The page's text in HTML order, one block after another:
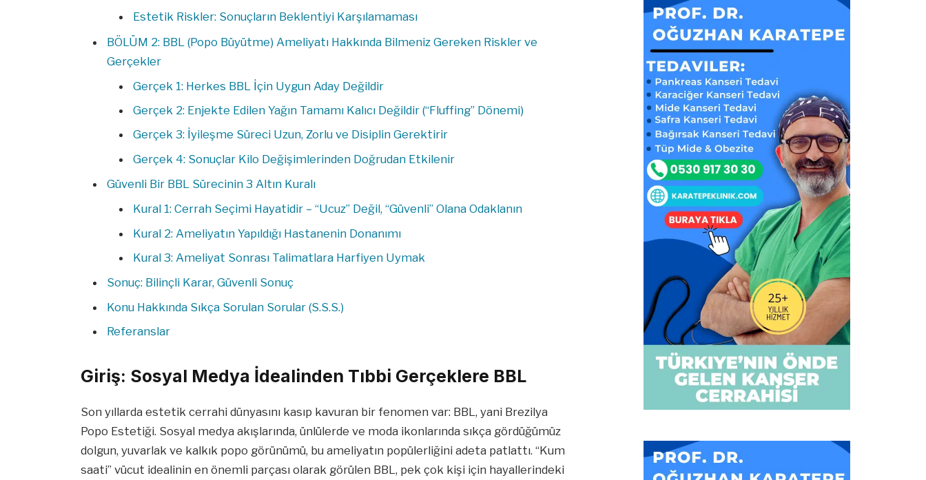
Estetik Riskler: Sonuçların Beklentiyi Karşılamaması
BÖLÜM 2: BBL (Popo Büyütme) Ameliyatı Hakkında Bilmeniz Gereken Riskler ve
Gerçekler
Gerçek 1: Herkes BBL İçin Uygun Aday Değildir
Gerçek 2: Enjekte Edilen Yağın Tamamı Kalıcı Değildir (“Fluffing” Dönemi)
Gerçek 3: İyileşme Süreci Uzun, Zorlu ve Disiplin Gerektirir
Gerçek 4: Sonuçlar Kilo Değişimlerinden Doğrudan Etkilenir
Güvenli Bir BBL Sürecinin 3 Altın Kuralı
Kural 1: Cerrah Seçimi Hayatidir – “Ucuz” Değil, “Güvenli” Olana Odaklanın
Kural 2: Ameliyatın Yapıldığı Hastanenin Donanımı
Kural 3: Ameliyat Sonrası Talimatlara Harfiyen Uymak
Sonuç: Bilinçli Karar, Güvenli Sonuç
Konu Hakkında Sıkça Sorulan Sorular (S.S.S.)
Referanslar
Giriş: Sosyal Medya İdealinden Tıbbi Gerçeklere BBL
Son yıllarda estetik cerrahi dünyasını kasıp kavuran bir fenomen var: BBL, yani Brezilya
Popo Estetiği. Sosyal medya akışlarında, ünlülerde ve moda ikonlarında sıkça gördüğümüz
dolgun, yuvarlak ve kalkık popo görünümü, bu ameliyatın popülerliğini adeta patlattı. “Kum
saati” vücut idealinin en önemli parçası olarak görülen BBL, pek çok kişi için hayallerindeki